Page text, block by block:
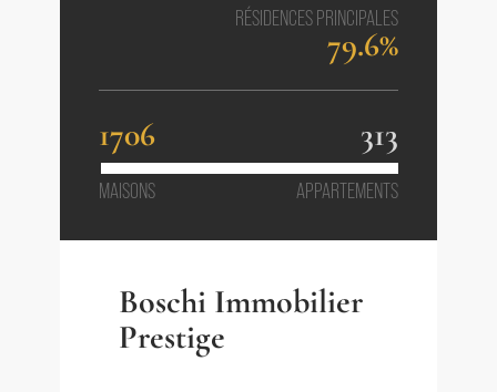
RÉSIDENCES PRINCIPALES
79.6%
1706 313
MAISONS APPARTEMENTS
Boschi Immobilier
Prestige